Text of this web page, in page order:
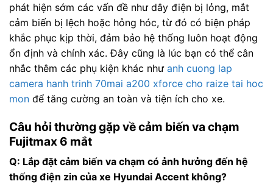
phát hiện sớm các vấn đề như dây điện bị lỏng, mắt
cảm biến bị lệch hoặc hỏng hóc, từ đó có biện pháp
khắc phục kịp thời, đảm bảo hệ thống luôn hoạt động
ổn định và chính xác. Đây cũng là lúc bạn có thể cân
nhắc thêm các phụ kiện khác như anh cuong lap
camera hanh trinh 70mai a200 xforce cho raize tai hoc
mon để tăng cường an toàn và tiện ích cho xe.
Câu hỏi thường gặp về cảm biến va chạm
Fujitmax 6 mắt
Q: Lắp đặt cảm biến va chạm có ảnh hưởng đến hệ
thống điện zin của xe Hyundai Accent không?